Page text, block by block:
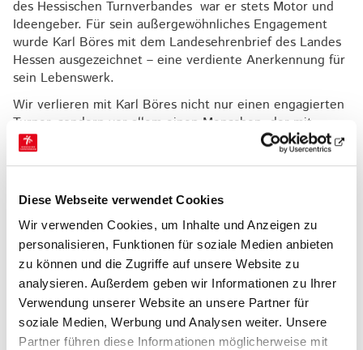
Diese Webseite verwendet Cookies
Wir verwenden Cookies, um Inhalte und Anzeigen zu
personalisieren, Funktionen für soziale Medien anbieten
zu können und die Zugriffe auf unsere Website zu
analysieren. Außerdem geben wir Informationen zu Ihrer
Verwendung unserer Website an unsere Partner für
soziale Medien, Werbung und Analysen weiter. Unsere
Partner führen diese Informationen möglicherweise mit
des Hessischen Turnverbandes war er stets Motor und
Ideengeber. Für sein außergewöhnliches Engagement
wurde Karl Böres mit dem Landesehrenbrief des Landes
Hessen ausgezeichnet – eine verdiente Anerkennung für
sein Lebenswerk.
Wir verlieren mit Karl Böres nicht nur einen engagierten
Turner, sondern vor allem einen Menschen, der mit
seiner Hilfsbereitschaft, seinem Humor und seiner
Herzlichkeit viele Leben bereichert hat.
ihm nahe standen.
Der Hessische Turnverband und der Turngau Offenbach
Hanau werden ihm stets ein ehrendes Andenken
bewahren.